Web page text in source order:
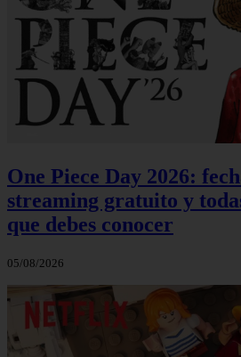
One Piece Day 2026:
streaming gratuito y
que debes conocer
05/08/2026